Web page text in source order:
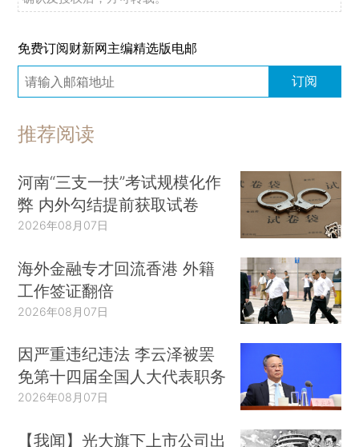
免费订阅财新网主编精选版电邮
订阅
推荐阅读
河南“三支一扶”考试规模化作
弊 内外勾结提前获取试卷
2026年08月07日
海外金融专才回流香港 外籍
工作签证翻倍
2026年08月07日
因严重违纪违法 李云泽被罢
免第十四届全国人大代表职务
2026年08月07日
【我闻】光大旗下上市公司出